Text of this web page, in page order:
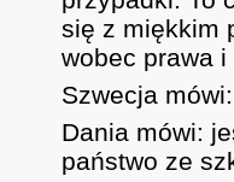
się z miękkim
wobec prawa
Szwecja
Dania mówi:
państwo ze